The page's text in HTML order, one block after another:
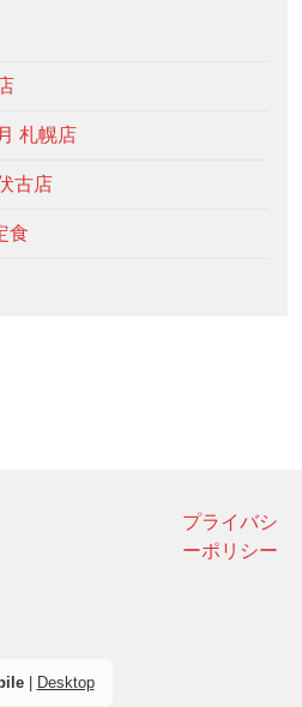
札幌店
古店
食
プライバシ
ーポリシー
| Desktop